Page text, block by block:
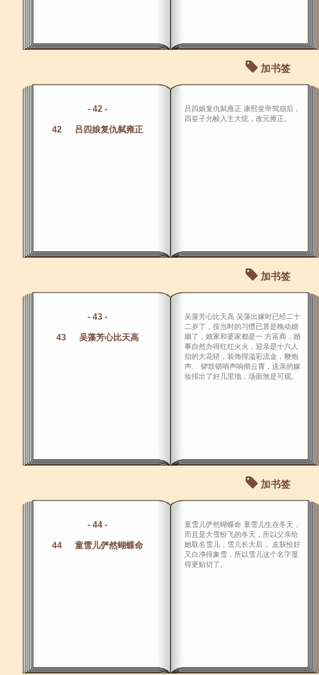
加书签
- 42 -
42 吕四娘复仇弑雍正
吕四娘复仇弑雍正 康熙皇帝驾崩后，
四皇子允帧入主大统，改元雍正。
加书签
- 43 -
43 吴藻芳心比天高
吴藻芳心比天高 吴藻出嫁时已经二十
二岁了，按当时的习惯已算是晚动婚
姻了，娘家和婆家都是一 方富商，婚
事自然办得红红火火，迎亲是十六人
抬的大花轿，装饰得溢彩流金，鞭炮
声、 锣鼓锁呐声响彻云霄，送亲的嫁
妆排出了好几里地，场面煞是可观。
加书签
- 44 -
44 童雪儿俨然蝴蝶命
童雪儿俨然蝴蝶命 童雪儿生在冬天，
而且是大雪纷飞的冬天，所以父亲给
她取名雪儿，雪儿长大后， 皮肤恰好
又白净得象雪，所以雪儿这个名字显
得更贴切了。